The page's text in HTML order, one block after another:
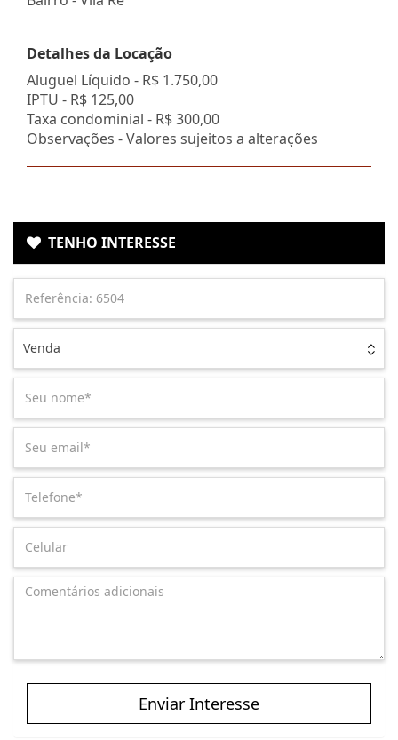
Detalhes da Locação
Aluguel Líquido - R$ 1.750,00
IPTU - R$ 125,00
Taxa condominial - R$ 300,00
Observações - Valores sujeitos a alterações
TENHO INTERESSE
Venda
Enviar Interesse